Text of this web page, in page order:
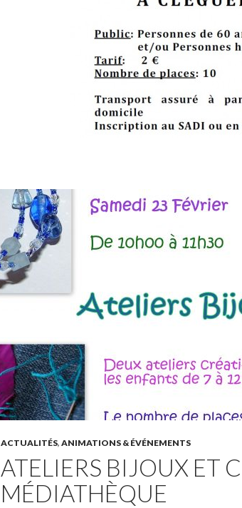
ACTUALITÉS, ANIMATIONS & ÉVÉNEMENTS
ATELIERS BIJOUX ET
MÉDIATHÈQUE